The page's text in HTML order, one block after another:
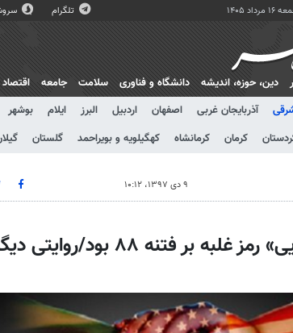
مرداد ۱۴۰۵ تلگرام
دين، حوزه، انديشه دانشگاه و فناوری سلامت جامعه اقتصاد
آذربایجان غربی اصفهان اردبیل البرز ایلام بوشهر
کرمان کرمانشاه کهگیلویه و بویراحمد گلستان
۹ دی ۱۳۹۷، ۱۰:۱۲